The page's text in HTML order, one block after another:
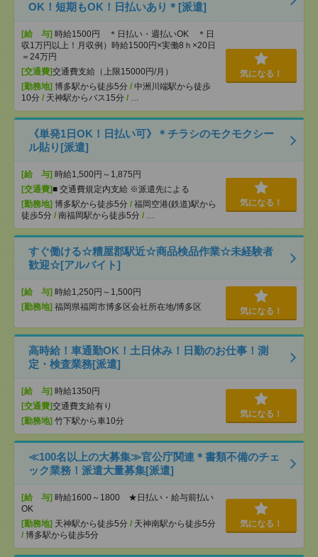
OK！短期もOK！日払いあり＊[派遣]
[給 与] 時給1500円 ＊日払い・週払いOK ＊日
収1万円以上！月収例）時給1500円×実働8ｈ×20日
＝24万円
[交通費]交通費支給（上限15000円/月）
[勤務地] 博多駅から徒歩5分 / 中洲川端駅から徒歩
10分 / 天神駅からバス15分 / …
気になる！
《単発1日OK！日払い可》＊チラシのモクモクシー
ル貼り[派遣]
[給 与] 時給1,500円～1,875円
[交通費]■ 交通費規定内支給 ※派遣先による
[勤務地] 博多駅から徒歩5分 / 福岡空港(鉄道)駅から
徒歩5分 / 南福岡駅から徒歩5分 / …
気になる！
すぐ働ける☆糟屋郡駅近☆商品検品作業☆未経験者
歓迎☆[アルバイト]
[給 与] 時給1,250円～1,500円
[勤務地] 福岡県福岡市博多区会社所在地/博多区 気になる！
高時給！車通勤OK！土日休み！日勤のお仕事！測
定・検査業務[派遣]
[給 与] 時給1350円
[交通費]交通費支給有り
[勤務地] 竹下駅から車10分
気になる！
≪100名以上の大募集≫官公庁関連＊書類不備のチェ
ック業務！派遣大量募集[派遣]
[給 与] 時給1600～1800 ★日払い・給与前払い
OK
[勤務地] 天神駅から徒歩5分 / 天神南駅から徒歩5分
/ 博多駅から徒歩5分
気になる！